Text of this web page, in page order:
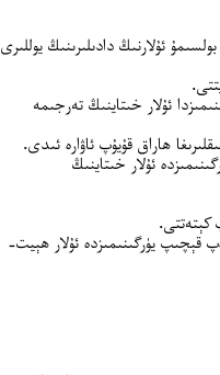
ئۇلارنىڭ دادىلىرىنىڭ يوللىرى
ئۇلار خىتاينىڭ تەرجىمە
ھاراق قۇيۇپ ئاۋارە ئىدى.
ئۇلار خىتاينىڭ
كېتەتتى.
قېچىپ يۈرگىنىمىزدە ئۇلار ھېيت-